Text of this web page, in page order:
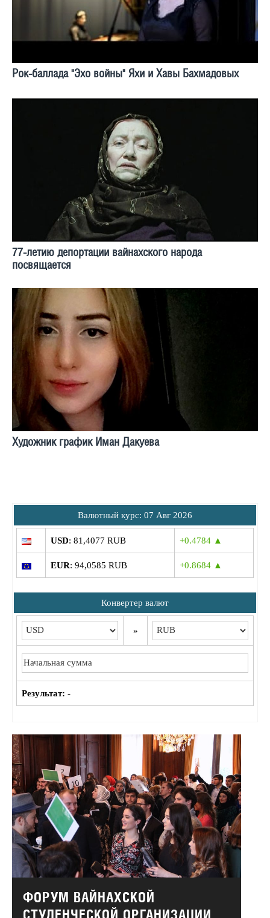
Рок-баллада "Эхо войны" Яхи и Хавы Бахмадовых
77-летию депортации вайнахского народа
посвящается
Художник график Иман Дакуева
Bалютный курс: 07 Авг 2026
USD: 81,4077 RUB +0.4784 ▲
EUR: 94,0585 RUB +0.8684 ▲
Конвертер валют
»
Результат: -
ФОРУМ ВАЙНАХСКОЙ
СТУДЕНЧЕСКОЙ ОРГАНИЗАЦИИ